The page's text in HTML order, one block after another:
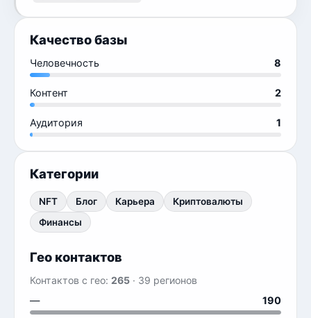
Качество базы
Человечность 8
Контент 2
Аудитория 1
Категории
NFT Блог Карьера
Криптовалюты
Финансы
Гео контактов
Контактов с гео: 265 · 39 регионов
—
190